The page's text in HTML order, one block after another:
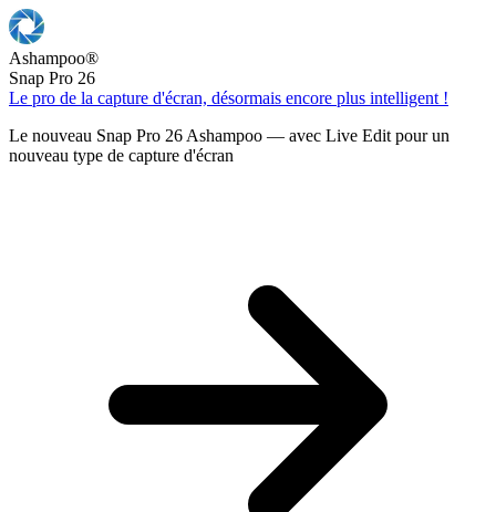
Ashampoo®
Snap Pro 26
Le pro de la capture d'écran, désormais encore plus intelligent !
Le nouveau Snap Pro 26 Ashampoo — avec Live Edit pour un
nouveau type de capture d'écran